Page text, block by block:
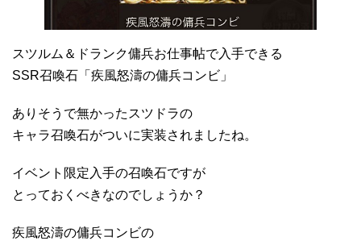
スツルム＆ドランク傭兵お仕事帖で入手できる
SSR召喚石「疾風怒濤の傭兵コンビ」
ありそうで無かったスツドラの
キャラ召喚石がついに実装されましたね。
イベント限定入手の召喚石ですが
とっておくべきなのでしょうか？
疾風怒濤の傭兵コンビの